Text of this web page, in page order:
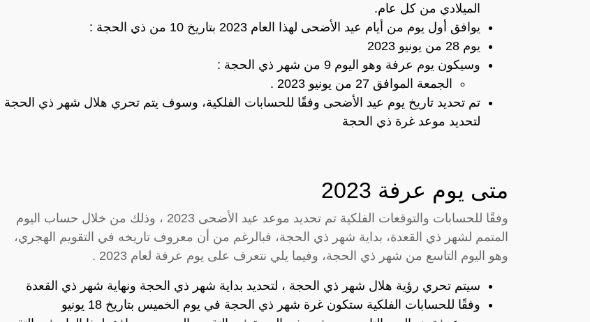
الميلادي من كل عام.
يوافق أول يوم من أيام عيد الأضحى لهذا العام 2023 بتاريخ 10 من ذي الحجة :
يوم 28 من يونيو 2023
وسيكون يوم عرفة وهو اليوم 9 من شهر ذي الحجة :
الجمعة الموافق 27 من يونيو 2023 .
تم تحديد تاريخ يوم عيد الأضحى وفقًا للحسابات الفلكية، وسوف يتم تحري هلال شهر ذي الحجة
لتحديد موعد غرة ذي الحجة
متى يوم عرفة 2023
وفقًا للحسابات والتوقعات الفلكية تم تحديد موعد عيد الأضحى 2023 ، وذلك من خلال حساب اليوم
المتمم لشهر ذي القعدة، بداية شهر ذي الحجة، فبالرغم من أن معروف تاريخه في التقويم الهجري،
وهو اليوم التاسع من شهر ذي الحجة، وفيما يلي نتعرف على يوم عرفة لعام 2023 .
سيتم تحري رؤية هلال شهر ذي الحجة ، لتحديد بداية شهر ذي الحجة ونهاية شهر ذي القعدة
وفقًا للحسابات الفلكية ستكون غرة شهر ذي الحجة في يوم الخميس بتاريخ 18 يونيو